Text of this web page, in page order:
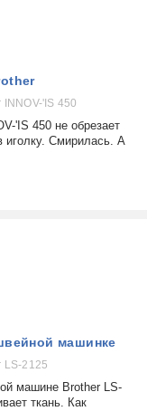
'IS 450
'IS 450 не обрезает
иголку. Смирилась. А
машинке
2125
машине Brother LS-
ткань. Как